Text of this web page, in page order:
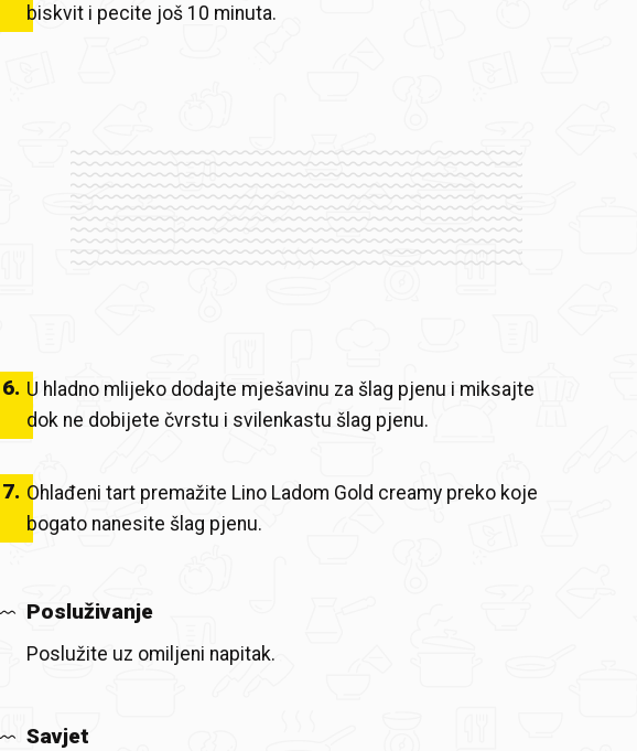
biskvit i pecite još 10 minuta.
6. U hladno mlijeko dodajte mješavinu za šlag pjenu i miksajte
dok ne dobijete čvrstu i svilenkastu šlag pjenu.
7. Ohlađeni tart premažite Lino Ladom Gold creamy preko koje
bogato nanesite šlag pjenu.
Posluživanje
Poslužite uz omiljeni napitak.
Savjet